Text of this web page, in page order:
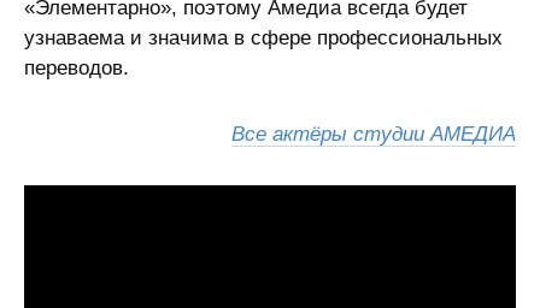
«Элементарно», поэтому Амедиа всегда будет
узнаваема и значима в сфере профессиональных
переводов.
Все актёры студии АМЕДИА